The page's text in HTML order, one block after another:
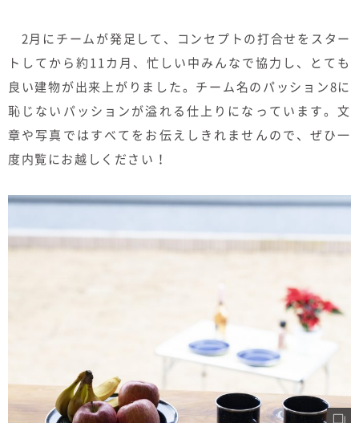
イベント
オーナー様Q&A
資料請求
せ
0120-37-
1806
2月にチームが発足して、コンセプトの打合せをスター
トしてから約11カ月、忙しい中みんなで協力し、とても
良い建物が出来上がりました。チーム名のパッション8に
恥じないパッションが溢れる仕上りになっています。文
章や写真ではすべてをお伝えしきれませんので、ぜひ一
度内覧にお越しください！